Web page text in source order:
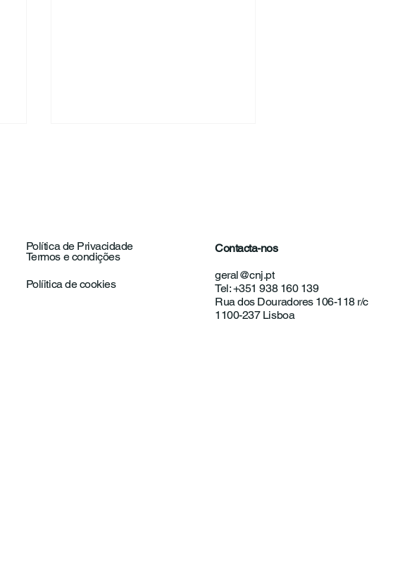
Comunicado | Exames
Nacionais: Educação
como ferramenta de
Política de Privacidade
Termos e condições
Políitica de cookies
Contacta-nos
geral@cnj.pt
Tel: +351 938 160 139
Rua dos Douradores 106-118 r/c
1100-237 Lisboa